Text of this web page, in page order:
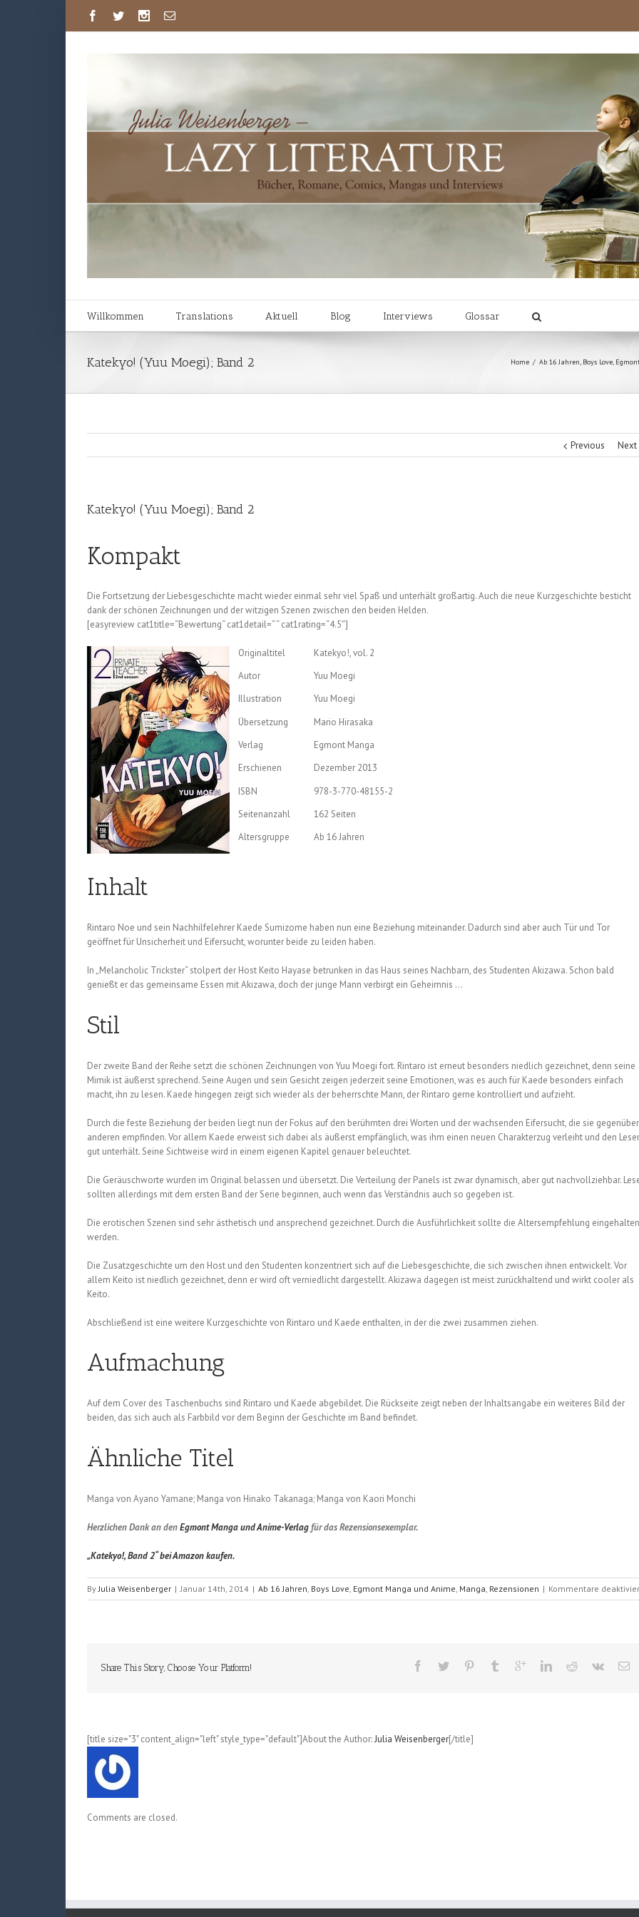
Willkommen Translations Aktuell Blog Interviews Glossar
Katekyo! (Yuu Moegi); Band 2 Home / Ab 16 Jahren, Boys Love,
Previous Next
Katekyo! (Yuu Moegi); Band 2
Kompakt
Die Fortsetzung der Liebesgeschichte macht wieder einmal sehr viel Spaß und unterhält großartig. Auch die neue Kurzgeschichte besticht
dank der schönen Zeichnungen und der witzigen Szenen zwischen den beiden Helden.
[easyreview cat1title=“Bewertung“ cat1detail=“ “ cat1rating=“4.5″]
Originaltitel
Katekyo!, vol. 2
Autor
Yuu Moegi
Illustration
Yuu Moegi
Übersetzung
Mario Hirasaka
Verlag
Egmont Manga
Erschienen
Dezember 2013
ISBN
978-3-770-48155-2
Seitenanzahl
162 Seiten
Altersgruppe
Ab 16 Jahren
Inhalt
Rintaro Noe und sein Nachhilfelehrer Kaede Sumizome haben nun eine Beziehung miteinander. Dadurch sind aber auch Tür und Tor
geöffnet für Unsicherheit und Eifersucht, worunter beide zu leiden haben.
In „Melancholic Trickster“ stolpert der Host Keito Hayase betrunken in das Haus seines Nachbarn, des Studenten Akizawa. Schon bald
genießt er das gemeinsame Essen mit Akizawa, doch der junge Mann verbirgt ein Geheimnis …
Stil
Der zweite Band der Reihe setzt die schönen Zeichnungen von Yuu Moegi fort. Rintaro ist erneut besonders niedlich gezeichnet, denn seine
Mimik ist äußerst sprechend. Seine Augen und sein Gesicht zeigen jederzeit seine Emotionen, was es auch für Kaede besonders einfach
macht, ihn zu lesen. Kaede hingegen zeigt sich wieder als der beherrschte Mann, der Rintaro gerne kontrolliert und aufzieht.
Durch die feste Beziehung der beiden liegt nun der Fokus auf den berühmten drei Worten und der wachsenden Eifersucht, die sie gegenüber
anderen empfinden. Vor allem Kaede erweist sich dabei als äußerst empfänglich, was ihm einen neuen Charakterzug verleiht und den Leser
gut unterhält. Seine Sichtweise wird in einem eigenen Kapitel genauer beleuchtet.
Die Geräuschworte wurden im Original belassen und übersetzt. Die Verteilung der Panels ist zwar dynamisch, aber gut nachvollziehbar.
sollten allerdings mit dem ersten Band der Serie beginnen, auch wenn das Verständnis auch so gegeben ist.
Die erotischen Szenen sind sehr ästhetisch und ansprechend gezeichnet. Durch die Ausführlichkeit sollte die Altersempfehlung eingehalten
werden.
Die Zusatzgeschichte um den Host und den Studenten konzentriert sich auf die Liebesgeschichte, die sich zwischen ihnen entwickelt. Vor
allem Keito ist niedlich gezeichnet, denn er wird oft verniedlicht dargestellt. Akizawa dagegen ist meist zurückhaltend und wirkt cooler als
Keito.
Abschließend ist eine weitere Kurzgeschichte von Rintaro und Kaede enthalten, in der die zwei zusammen ziehen.
Aufmachung
Auf dem Cover des Taschenbuchs sind Rintaro und Kaede abgebildet. Die Rückseite zeigt neben der Inhaltsangabe ein weiteres Bild der
beiden, das sich auch als Farbbild vor dem Beginn der Geschichte im Band befindet.
Ähnliche Titel
Manga von Ayano Yamane; Manga von Hinako Takanaga; Manga von Kaori Monchi
Herzlichen Dank an denEgmont Manga und Anime-Verlagfür das Rezensionsexemplar.
„Katekyo!, Band 2“ bei Amazon kaufen.
By Julia Weisenberger | Januar 14th, 2014 | Ab 16 Jahren Boys Love Egmont Manga und Anime Manga Rezensionen | Kommentare
Share This Story, Choose Your Platform!
[title size="3" content_align="left" style_type="default"]About the Author:Julia Weisenberger[/title]
Comments are closed.